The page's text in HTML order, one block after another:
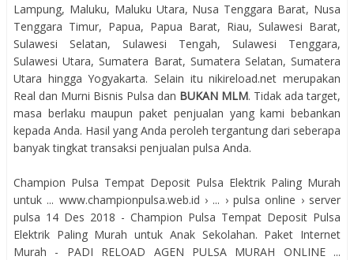
Lampung, Maluku, Maluku Utara, Nusa Tenggara Barat, Nusa
Tenggara Timur, Papua, Papua Barat, Riau, Sulawesi Barat,
Sulawesi Selatan, Sulawesi Tengah, Sulawesi Tenggara,
Sulawesi Utara, Sumatera Barat, Sumatera Selatan, Sumatera
Utara hingga Yogyakarta. Selain itu nikireload.net merupakan
Real dan Murni Bisnis Pulsa dan BUKAN MLM. Tidak ada target,
masa berlaku maupun paket penjualan yang kami bebankan
kepada Anda. Hasil yang Anda peroleh tergantung dari seberapa
banyak tingkat transaksi penjualan pulsa Anda.
Champion Pulsa Tempat Deposit Pulsa Elektrik Paling Murah
untuk ... www.championpulsa.web.id › ... › pulsa online › server
pulsa 14 Des 2018 - Champion Pulsa Tempat Deposit Pulsa
Elektrik Paling Murah untuk Anak Sekolahan. Paket Internet
Murah - PADI RELOAD AGEN PULSA MURAH ONLINE ...